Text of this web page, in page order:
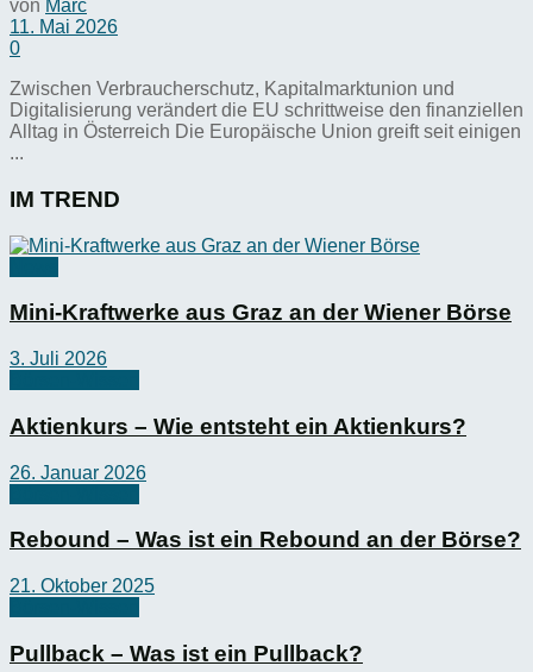
von Marc
11. Mai 2026
0
Zwischen Verbraucherschutz, Kapitalmarktunion und
Digitalisierung verändert die EU schrittweise den finanziellen
Alltag in Österreich Die Europäische Union greift seit einigen
...
IM TREND
Mini-Kraftwerke aus Graz an der Wiener Börse
3. Juli 2026
Aktienkurs – Wie entsteht ein Aktienkurs?
26. Januar 2026
Rebound – Was ist ein Rebound an der Börse?
21. Oktober 2025
Pullback – Was ist ein Pullback?